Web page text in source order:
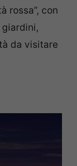
rossa”, con
da visitare